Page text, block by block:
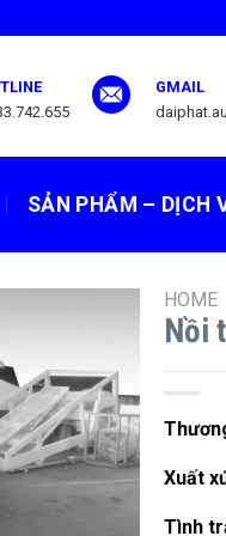
GMAIL
SẢN PHẨM – DỊCH
HOME
Nồi
Xuất
Tình